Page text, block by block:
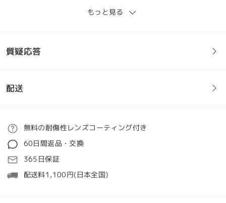
もっと見る
質疑応答
フレームについてご質問がある場合は、以下からお問い合わせく
質問する
配送
ご注文
処理時間
5-7営業日
詳細
無料の耐傷性レンズコーティング付き
60日間返品・交換
365日保証
配送料1,100円(日本全国)